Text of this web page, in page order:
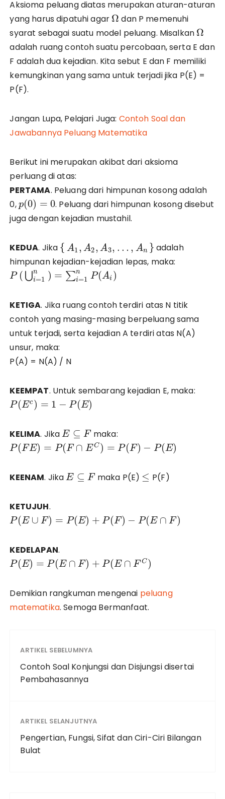
Aksioma peluang diatas merupakan aturan-aturan
yang harus dipatuhi agar Ω dan P memenuhi
syarat sebagai suatu model peluang. Misalkan Ω
adalah ruang contoh suatu percobaan, serta E dan
F adalah dua kejadian. Kita sebut E dan F memiliki
kemungkinan yang sama untuk terjadi jika P(E) =
P(F).
Jangan Lupa, Pelajari Juga: Contoh Soal dan
Jawabannya Peluang Matematika
Berikut ini merupakan akibat dari aksioma
perluang di atas:
PERTAMA. Peluang dari himpunan kosong adalah
0, p(0) = 0. Peluang dari himpunan kosong disebut
juga dengan kejadian mustahil.
KEDUA. Jika { A1 , A2, A3, … , An } adalah
himpunan kejadian-kejadian lepas, maka:
P ( ⋃n
i=1 ) = ∑n
i=1 P(Ai )
KETIGA. Jika ruang contoh terdiri atas N titik
contoh yang masing-masing berpeluang sama
untuk terjadi, serta kejadian A terdiri atas N(A)
unsur, maka:
P(A) = N(A) / N
KEEMPAT. Untuk sembarang kejadian E, maka:
P(Ec ) = 1 − P(E)
KELIMA. JikaE ⊆ Fmaka:
P(FE) = P(F ∩ EC ) = P(F) − P(E)
KEENAM. JikaE ⊆ Fmaka P(E) ≤ P(F)
KETUJUH.
P(E ∪ F) = P(E) + P(F) − P(E ∩ F)
KEDELAPAN.
P(E) = P(E ∩ F) + P(E ∩ F C )
Demikian rangkuman mengenai peluang
matematika. Semoga Bermanfaat.
ARTIKEL SEBELUMNYA
Contoh Soal Konjungsi dan Disjungsi disertai
Pembahasannya
ARTIKEL SELANJUTNYA
Pengertian, Fungsi, Sifat dan Ciri-Ciri Bilangan
Bulat